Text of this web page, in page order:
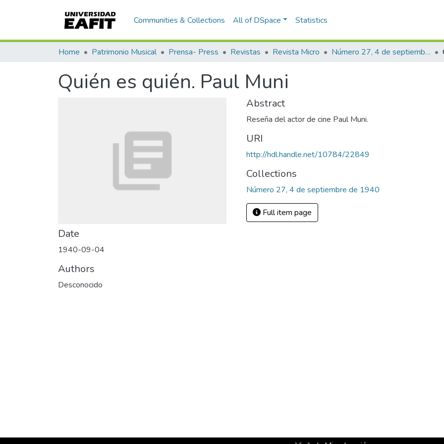
Communities & Collections All of DSpace Statistics
Home Patrimonio Musical Prensa- Press Revistas Revista Micro Número 27, 4 de septiembre de 1940
Quién es quién. Paul Muni
Date
1940-09-04
Authors
Desconocido
Abstract
Reseña del actor de cine Paul Muni.
URI
http://hdl.handle.net/10784/22849
Collections
Número 27, 4 de septiembre de 1940
Full item page